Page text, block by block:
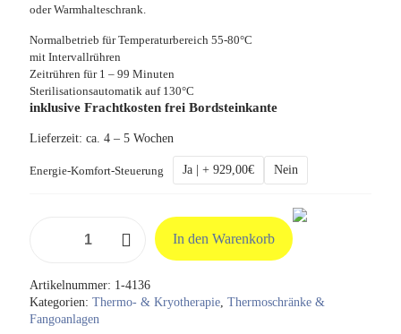
oder Warmhalteschrank.
Normalbetrieb für Temperaturbereich 55-80°C
mit Intervallrühren
Zeitrühren für 1 – 99 Minuten
Sterilisationsautomatik auf 130°C
inklusive Frachtkosten frei Bordsteinkante
Lieferzeit: ca. 4 – 5 Wochen
Energie-Komfort-Steuerung Ja | + 929,00€ Nein
-
Doppelmantel-
Druckkessel
In den Warenkorb
Artikelnummer: 1-4136
Kategorien: Thermo- & Kryotherapie, Thermoschränke &
Fangoanlagen